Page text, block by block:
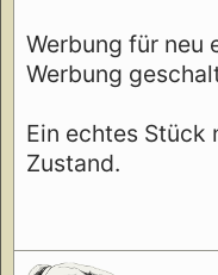
Werbung für neu
Werbung
Ein echtes Stück
Zustand.